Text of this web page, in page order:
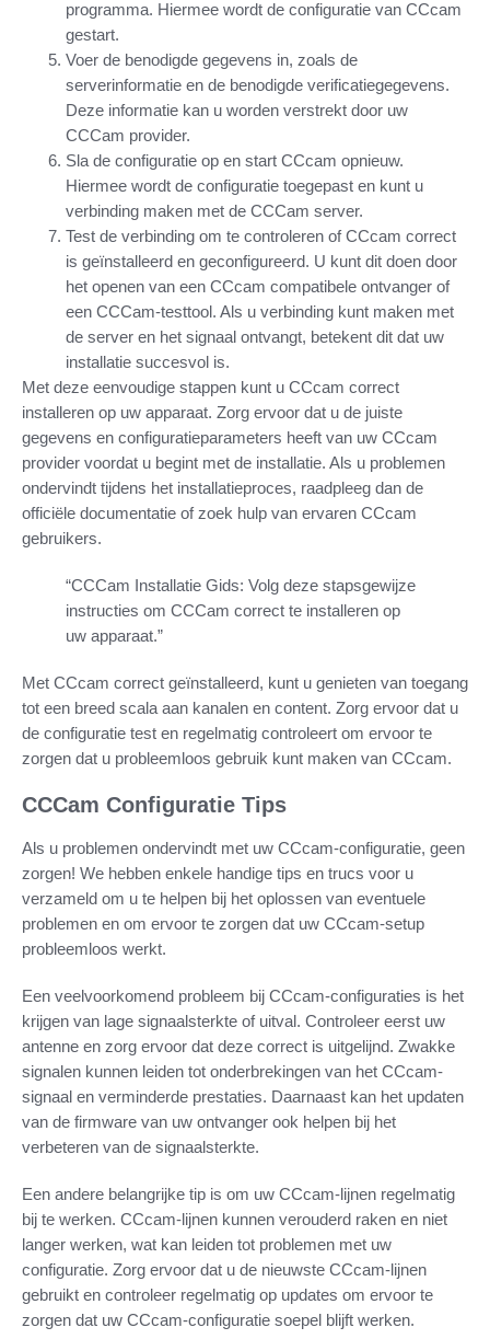
programma. Hiermee wordt de configuratie van CCcam
gestart.
Voer de benodigde gegevens in, zoals de
serverinformatie en de benodigde verificatiegegevens.
Deze informatie kan u worden verstrekt door uw
CCCam provider.
Sla de configuratie op en start CCcam opnieuw.
Hiermee wordt de configuratie toegepast en kunt u
verbinding maken met de CCCam server.
Test de verbinding om te controleren of CCcam correct
is geïnstalleerd en geconfigureerd. U kunt dit doen door
het openen van een CCcam compatibele ontvanger of
een CCCam-testtool. Als u verbinding kunt maken met
de server en het signaal ontvangt, betekent dit dat uw
installatie succesvol is.
Met deze eenvoudige stappen kunt u CCcam correct
installeren op uw apparaat. Zorg ervoor dat u de juiste
gegevens en configuratieparameters heeft van uw CCcam
provider voordat u begint met de installatie. Als u problemen
ondervindt tijdens het installatieproces, raadpleeg dan de
officiële documentatie of zoek hulp van ervaren CCcam
gebruikers.
“CCCam Installatie Gids: Volg deze stapsgewijze
instructies om CCCam correct te installeren op
uw apparaat.”
Met CCcam correct geïnstalleerd, kunt u genieten van toegang
tot een breed scala aan kanalen en content. Zorg ervoor dat u
de configuratie test en regelmatig controleert om ervoor te
zorgen dat u probleemloos gebruik kunt maken van CCcam.
CCCam Configuratie Tips
Als u problemen ondervindt met uw CCcam-configuratie, geen
zorgen! We hebben enkele handige tips en trucs voor u
verzameld om u te helpen bij het oplossen van eventuele
problemen en om ervoor te zorgen dat uw CCcam-setup
probleemloos werkt.
Een veelvoorkomend probleem bij CCcam-configuraties is het
krijgen van lage signaalsterkte of uitval. Controleer eerst uw
antenne en zorg ervoor dat deze correct is uitgelijnd. Zwakke
signalen kunnen leiden tot onderbrekingen van het CCcam-
signaal en verminderde prestaties. Daarnaast kan het updaten
van de firmware van uw ontvanger ook helpen bij het
verbeteren van de signaalsterkte.
Een andere belangrijke tip is om uw CCcam-lijnen regelmatig
bij te werken. CCcam-lijnen kunnen verouderd raken en niet
langer werken, wat kan leiden tot problemen met uw
configuratie. Zorg ervoor dat u de nieuwste CCcam-lijnen
gebruikt en controleer regelmatig op updates om ervoor te
zorgen dat uw CCcam-configuratie soepel blijft werken.